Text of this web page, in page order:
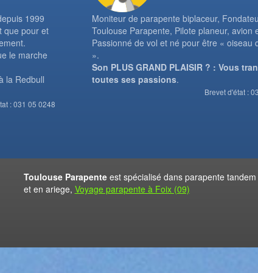
1999
que pour et
le marche
la Redbull
: 031 05 0248
Moniteur de parapente biplaceur,
Toulouse Parapente, Pilote planeur, avion
Passionné de vol et né pour être « oiseau
».
Son PLUS GRAND PLAISIR ? : Vous
toutes ses passions.
Brevet d'état :
Toulouse Parapenteest spécialisé dans parapente
et en ariege, Voyage parapente à Foix (09)